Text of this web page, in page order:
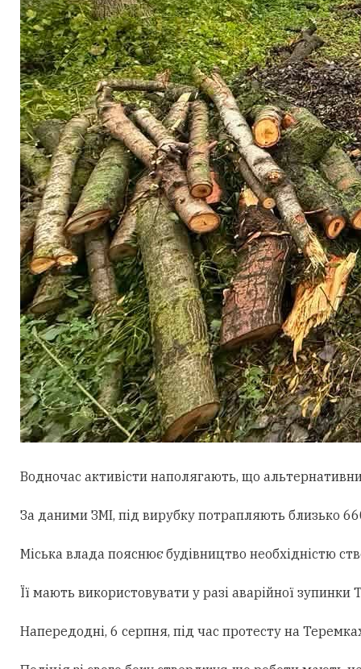
Водночас активісти наполягають, що
За даними ЗМІ, під вирубку потрапляють близько
Міська влада пояснює будівництво необхідністю
Її мають використовувати у разі аварійної
Напередодні, 6 серпня, під час протесту на